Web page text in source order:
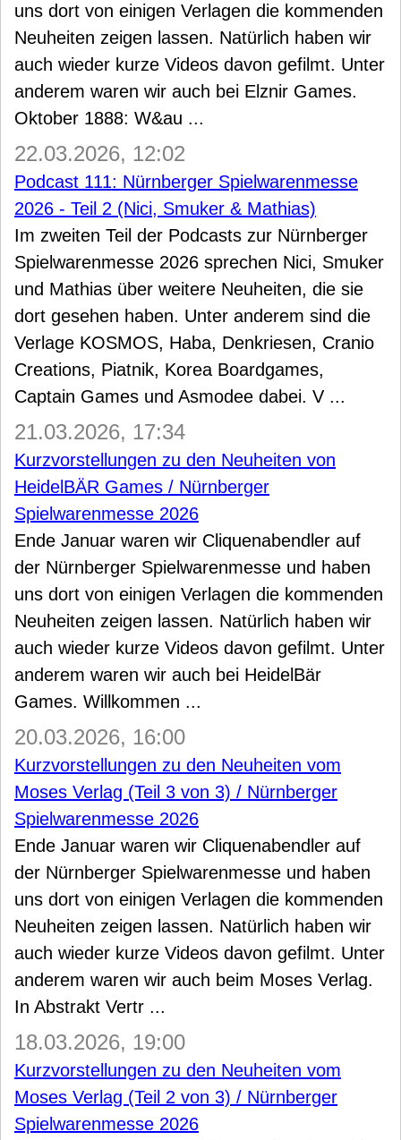
uns dort von einigen Verlagen die kommenden
Neuheiten zeigen lassen. Natürlich haben wir
auch wieder kurze Videos davon gefilmt. Unter
anderem waren wir auch bei Elznir Games.
Oktober 1888: W&au ...
22.03.2026, 12:02
Podcast 111: Nürnberger Spielwarenmesse
2026 - Teil 2 (Nici, Smuker & Mathias)
Im zweiten Teil der Podcasts zur Nürnberger
Spielwarenmesse 2026 sprechen Nici, Smuker
und Mathias über weitere Neuheiten, die sie
dort gesehen haben. Unter anderem sind die
Verlage KOSMOS, Haba, Denkriesen, Cranio
Creations, Piatnik, Korea Boardgames,
Captain Games und Asmodee dabei. V ...
21.03.2026, 17:34
Kurzvorstellungen zu den Neuheiten von
HeidelBÄR Games / Nürnberger
Spielwarenmesse 2026
Ende Januar waren wir Cliquenabendler auf
der Nürnberger Spielwarenmesse und haben
uns dort von einigen Verlagen die kommenden
Neuheiten zeigen lassen. Natürlich haben wir
auch wieder kurze Videos davon gefilmt. Unter
anderem waren wir auch bei HeidelBär
Games. Willkommen ...
20.03.2026, 16:00
Kurzvorstellungen zu den Neuheiten vom
Moses Verlag (Teil 3 von 3) / Nürnberger
Spielwarenmesse 2026
Ende Januar waren wir Cliquenabendler auf
der Nürnberger Spielwarenmesse und haben
uns dort von einigen Verlagen die kommenden
Neuheiten zeigen lassen. Natürlich haben wir
auch wieder kurze Videos davon gefilmt. Unter
anderem waren wir auch beim Moses Verlag.
In Abstrakt Vertr ...
18.03.2026, 19:00
Kurzvorstellungen zu den Neuheiten vom
Moses Verlag (Teil 2 von 3) / Nürnberger
Spielwarenmesse 2026